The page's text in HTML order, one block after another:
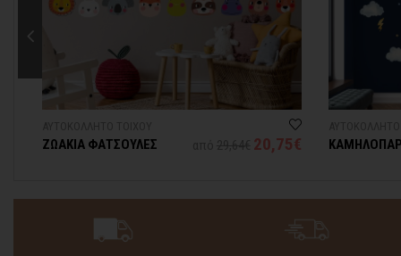
ΖΩΑΚΙΑ ΦΑΤΣΟΥΛΕΣ 20,75€